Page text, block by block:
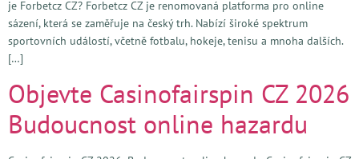
je Forbetcz CZ? Forbetcz CZ je renomovaná platforma pro online
sázení, která se zaměřuje na český trh. Nabízí široké spektrum
sportovních událostí, včetně fotbalu, hokeje, tenisu a mnoha dalších.
[…]
Objevte Casinofairspin CZ 2026
Budoucnost online hazardu